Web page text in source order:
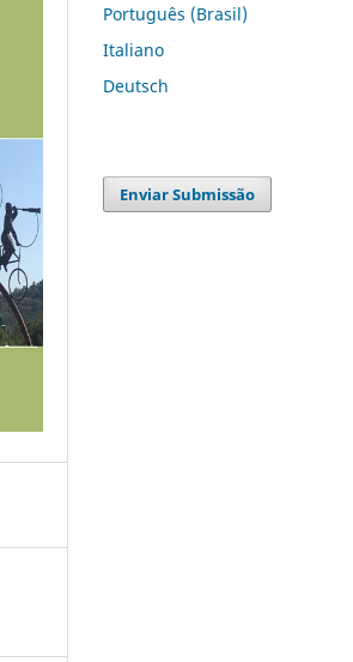
Português (Brasil)
Italiano
Deutsch
Enviar Submissão